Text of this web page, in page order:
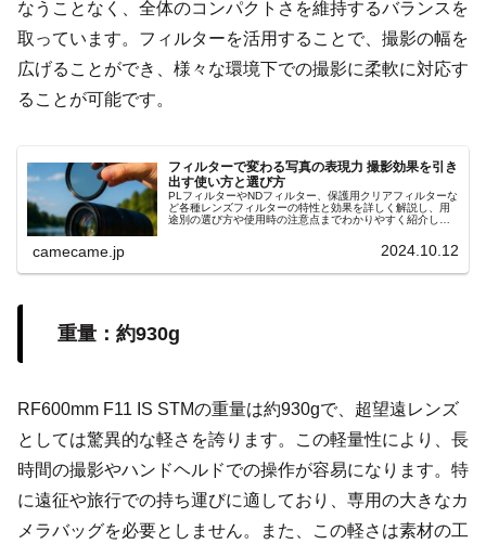
なうことなく、全体のコンパクトさを維持するバランスを
取っています。フィルターを活用することで、撮影の幅を
広げることができ、様々な環境下での撮影に柔軟に対応す
ることが可能です。
フィルターで変わる写真の表現力 撮影効果を引き
出す使い方と選び方
PLフィルターやNDフィルター、保護用クリアフィルターな
ど各種レンズフィルターの特性と効果を詳しく解説し、用
途別の選び方や使用時の注意点までわかりやすく紹介しま
camecame.jp 2024.10.12
重量：約930g
RF600mm F11 IS STMの重量は約930gで、超望遠レンズ
としては驚異的な軽さを誇ります。この軽量性により、長
時間の撮影やハンドヘルドでの操作が容易になります。特
に遠征や旅行での持ち運びに適しており、専用の大きなカ
メラバッグを必要としません。また、この軽さは素材の工